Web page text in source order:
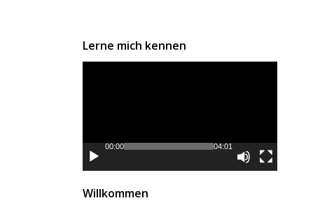
Lerne mich kennen
00:00 04:01
Willkommen